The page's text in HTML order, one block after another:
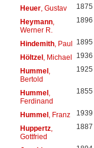
Heuer, Gustav 1875
Heymann,
Werner R.
1896
Hindemith, Paul 1895
Höltzel, Michael 1936
Hummel,
Bertold
1925
Hummel,
Ferdinand
1855
Hummel, Franz 1939
Huppertz,
Gottfried
1887